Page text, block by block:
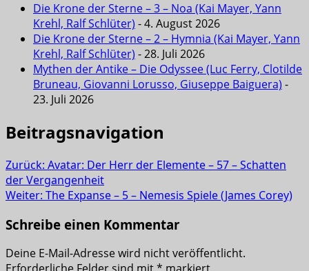
Die Krone der Sterne – 3 – Noa (Kai Mayer, Yann
Krehl, Ralf Schlüter) - 4. August 2026
Die Krone der Sterne – 2 – Hymnia (Kai Mayer, Yann
Krehl, Ralf Schlüter) - 28. Juli 2026
Mythen der Antike – Die Odyssee (Luc Ferry, Clotilde
Bruneau, Giovanni Lorusso, Giuseppe Baiguera) -
23. Juli 2026
Beitragsnavigation
Zurück: Avatar: Der Herr der Elemente – 57 – Schatten
der Vergangenheit
Weiter: The Expanse – 5 – Nemesis Spiele (James Corey)
Schreibe einen Kommentar
Deine E-Mail-Adresse wird nicht veröffentlicht.